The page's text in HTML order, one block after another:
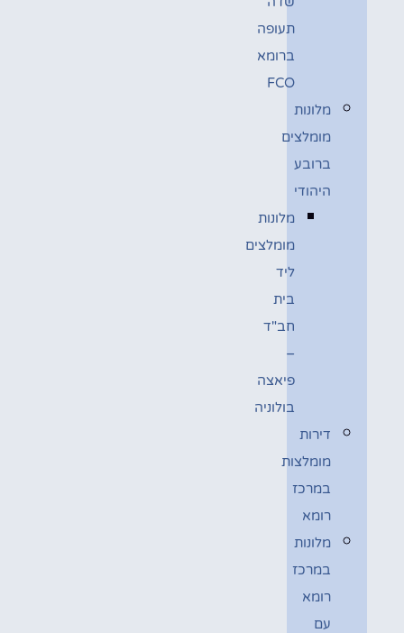
תעופה
ברומא
FCO
מלונות
מומלצים
ברובע
היהודי
מלונות
מומלצים
ליד
בית
חב"ד
–
פיאצה
בולוניה
דירות
מומלצות
במרכז
רומא
מלונות
במרכז
רומא
עם